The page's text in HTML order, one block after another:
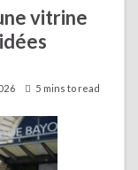
vitrine
5 mins to read